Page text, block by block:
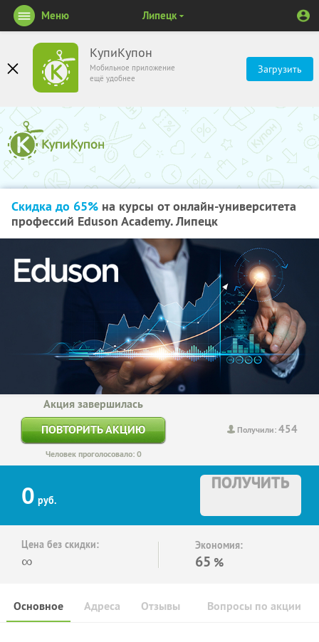
КупиКупон
Мобильное приложение
ещё удобнее
Загрузить
Меню Липецк
Скидка до 65% на курсы от онлайн-университета
профессий Eduson Academy. Липецк
Получили:454
Акция завершилась
ПОВТОРИТЬ АКЦИЮ
Человек проголосовало: 0
0 руб.
ПОЛУЧИТЬ
Цена без скидки:
∞
Экономия:
65 %
Основное Отзывы Вопросы по акции
Адреса